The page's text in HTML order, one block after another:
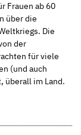
Frauen ab 60
über die
Die
der
für viele
(und auch
überall im Land.